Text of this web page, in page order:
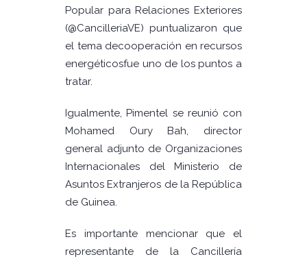
Popular para Relaciones Exteriores
(@CancilleriaVE) puntualizaron que
el tema decooperación en recursos
energéticosfue uno de los puntos a
tratar.
Igualmente, Pimentel se reunió con
Mohamed Oury Bah, director
general adjunto de Organizaciones
Internacionales del Ministerio de
Asuntos Extranjeros de la República
de Guinea.
Es importante mencionar que el
representante de la Cancillería